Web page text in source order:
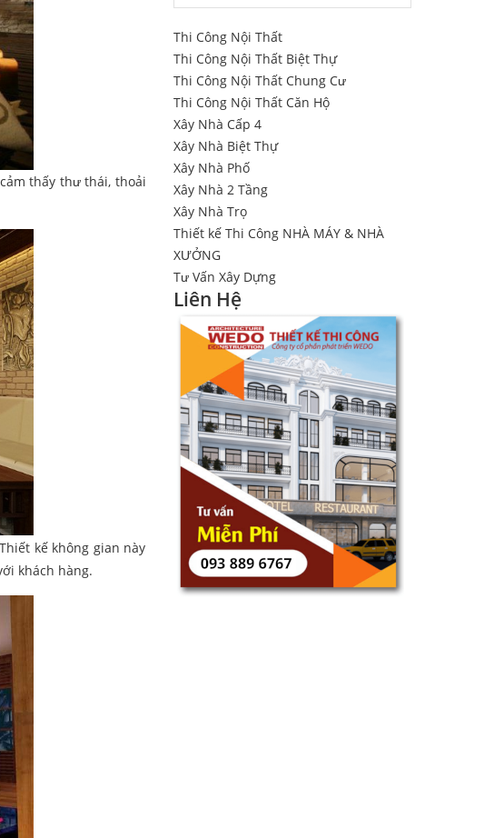
thấy thư thái, thoải
kế không gian này
khách hàng.
Thi Công Nội Thất
Thi Công Nội Thất Biệt Thự
Thi Công Nội Thất Chung Cư
Thi Công Nội Thất Căn Hộ
Xây Nhà Cấp 4
Xây Nhà Biệt Thự
Xây Nhà Phố
Xây Nhà 2 Tầng
Xây Nhà Trọ
Thiết kế Thi Công NHÀ MÁY & NHÀ
XƯỞNG
Tư Vấn Xây Dựng
Liên Hệ